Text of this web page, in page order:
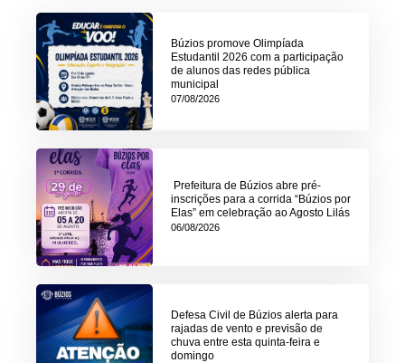
Búzios promove Olimpíada
Estudantil 2026 com a participação
de alunos das redes pública
municipal
07/08/2026
Prefeitura de Búzios abre pré-
inscrições para a corrida “Búzios por
Elas” em celebração ao Agosto Lilás
06/08/2026
Defesa Civil de Búzios alerta para
rajadas de vento e previsão de
chuva entre esta quinta-feira e
domingo